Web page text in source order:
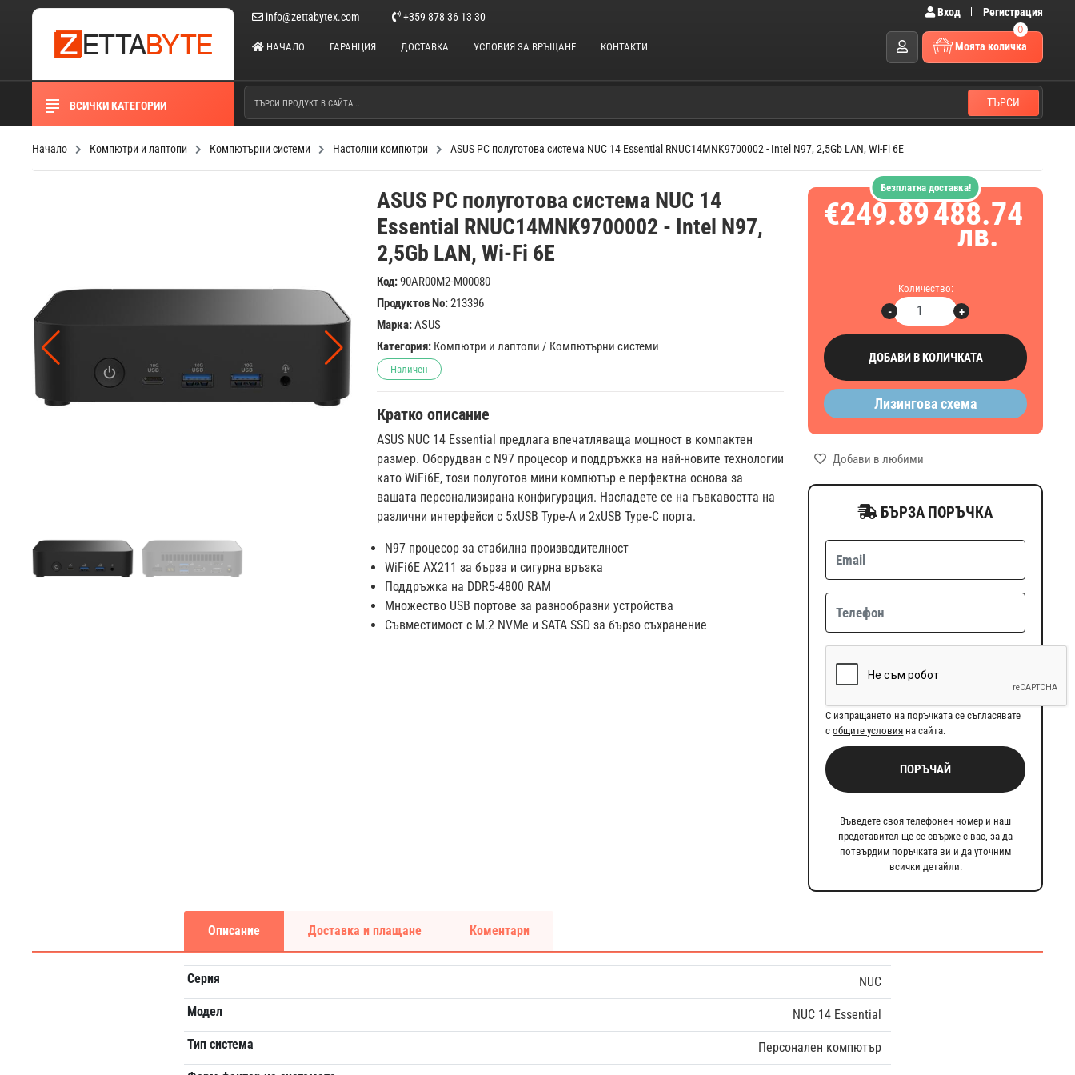
info@zettabytex.com +359 878 36 13 30 Вход Регистрация
НАЧАЛО ГАРАНЦИЯ ДОСТАВКА УСЛОВИЯ ЗА ВРЪЩАНЕ КОНТАКТИ
0
Моята количка
ВСИЧКИ КАТЕГОРИИ ТЪРСИ
Начало Компютри и лаптопи Компютърни системи Настолни компютри ASUS РС полуготова система NUC 14 Essential RNUC14MNK9700002 - Intel N97, 2,5Gb LAN, Wi-Fi 6E
ASUS РС полуготова система NUC 14
Essential RNUC14MNK9700002 - Intel N97,
2,5Gb LAN, Wi-Fi 6E
Код:90AR00M2-M00080
Продуктов No:213396
Марка:ASUS
Категория: Компютри и лаптопи / Компютърни системи
Наличен
Кратко описание
ASUS NUC 14 Essential предлага впечатляваща мощност в компактен
размер. Оборудван с N97 процесор и поддръжка на най-новите технологии
като WiFi6E, този полуготов мини компютър е перфектна основа за
вашата персонализирана конфигурация. Насладете се на гъвкавостта на
различни интерфейси с 5xUSB Type-A и 2xUSB Type-C порта.
N97 процесор за стабилна производителност
WiFi6E AX211 за бърза и сигурна връзка
Поддръжка на DDR5-4800 RAM
Множество USB портове за разнообразни устройства
Съвместимост с M.2 NVMe и SATA SSD за бързо съхранение
€249.89488.74
лв.
Количество:
+
-
ДОБАВИ В КОЛИЧКАТА
Безплатна доставка!
Лизингова схема
Добави в любими
БЪРЗА ПОРЪЧКА
С изпращането на поръчката се съгласявате
собщите условия на сайта.
ПОРЪЧАЙ
Въведете своя телефонен номер и наш
представител ще се свърже с вас, за да
потвърдим поръчката ви и да уточним
всички детайли.
Описание Доставка и плащане Коментари
Серия
NUC
Модел
NUC 14 Essential
Тип система
Персонален компютър